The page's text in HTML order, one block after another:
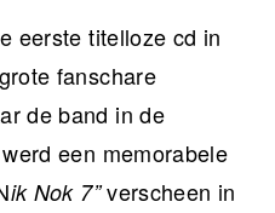
eerste titelloze cd in
fanschare
de band in de
een memorabele
ik Nok 7”verscheen in